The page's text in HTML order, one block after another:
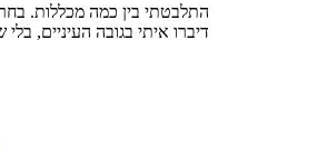
התלבטתי בין כמה מכללות.
דיברו איתי בגובה העיניים, בלי